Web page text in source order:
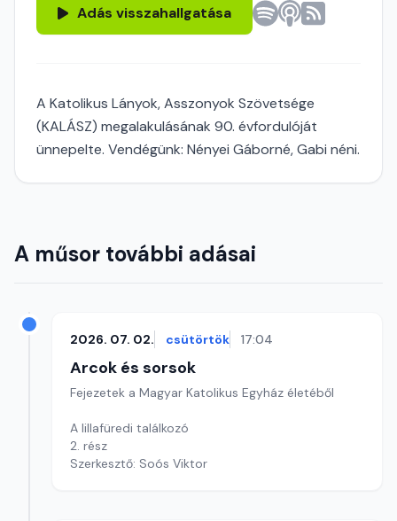
Adás visszahallgatása
A Katolikus Lányok, Asszonyok Szövetsége
(KALÁSZ) megalakulásának 90. évfordulóját
ünnepelte. Vendégünk: Nényei Gáborné, Gabi néni.
A műsor további adásai
2026. 07. 02. csütörtök 17:04
Arcok és sorsok
Fejezetek a Magyar Katolikus Egyház életéből
A lillafüredi találkozó
2. rész
Szerkesztő: Soós Viktor